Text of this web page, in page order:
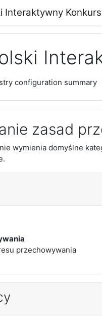
Interaktywny Konkurs
configuration summary
zasad
wymienia domyślne
przechowywania